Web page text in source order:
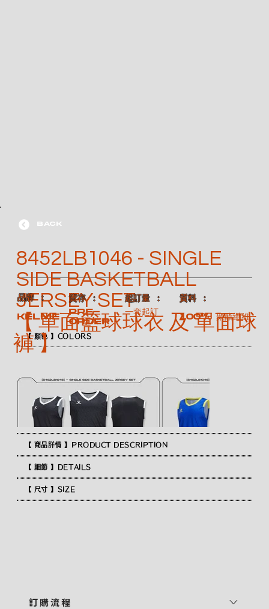
【 顏色 】COLORS
【 商品詳情 】PRODUCT DESCRIPTION
【 細節 】DETAILS
【 尺寸 】SIZE
BACK
8452LB1046 - SINGLE
SIDE BASKETBALL
JERSEY SET
【 單面籃球球衣 及 單面球
褲 】
​品牌 ：
KELME
​貨存 ：
Pre-
order
​起訂量 ：
一套起訂
​質料 ：
100% 聚酯纖維
訂 購 流 程